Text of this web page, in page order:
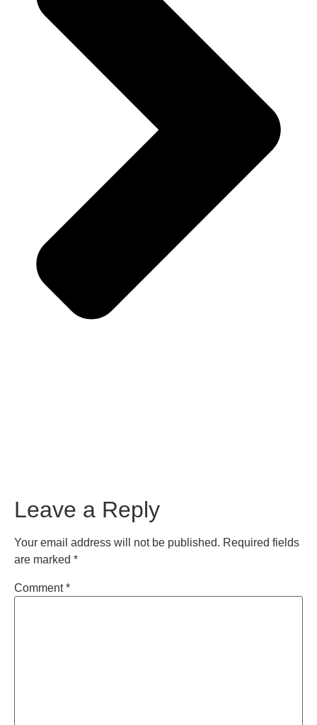
Leave a Reply
Your email address will not be published. Required fields
are marked *
Comment*